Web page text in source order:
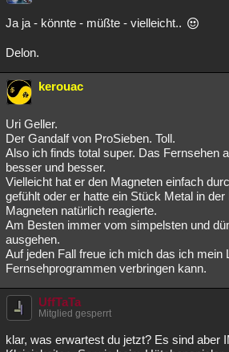
Ja ja - könnte - müßte - vielleicht..
Delon.
kerouac
Uri Geller.
Der Gandalf von ProSieben. Toll.
Also ich finds total super. Das Fernsehen
besser und besser.
Vielleicht hat er den Magneten einfach
gefühlt oder er hatte ein Stück Metal in
Magneten natürlich reagierte.
Am Besten immer vom simpelsten und
ausgehen.
Auf jeden Fall freue ich mich das ich mein
Fernsehprogrammen verbringen kann.
UffTaTa
Mitglied gesperrt
klar, was erwartest du jetzt? Es sind aber